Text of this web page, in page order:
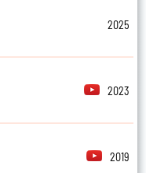
2025
2023
2019